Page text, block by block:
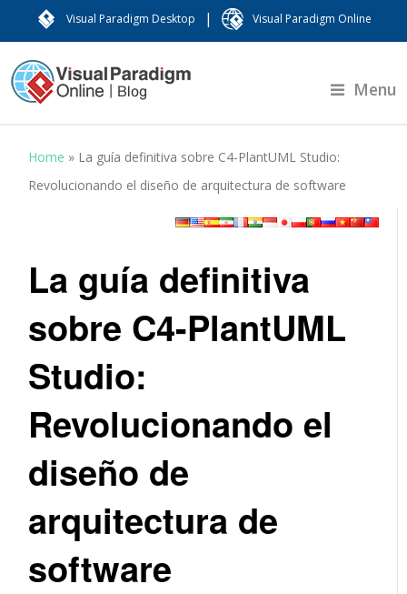
Visual Paradigm Desktop | Visual Paradigm Online
Menu
Home » La guía definitiva sobre C4-PlantUML Studio:
Revolucionando el diseño de arquitectura de software
La guía definitiva
sobre C4-PlantUML
Studio:
Revolucionando el
diseño de
arquitectura de
software